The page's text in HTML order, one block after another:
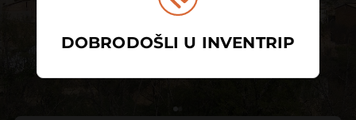
DOBRODOŠLI U INVENTRIP